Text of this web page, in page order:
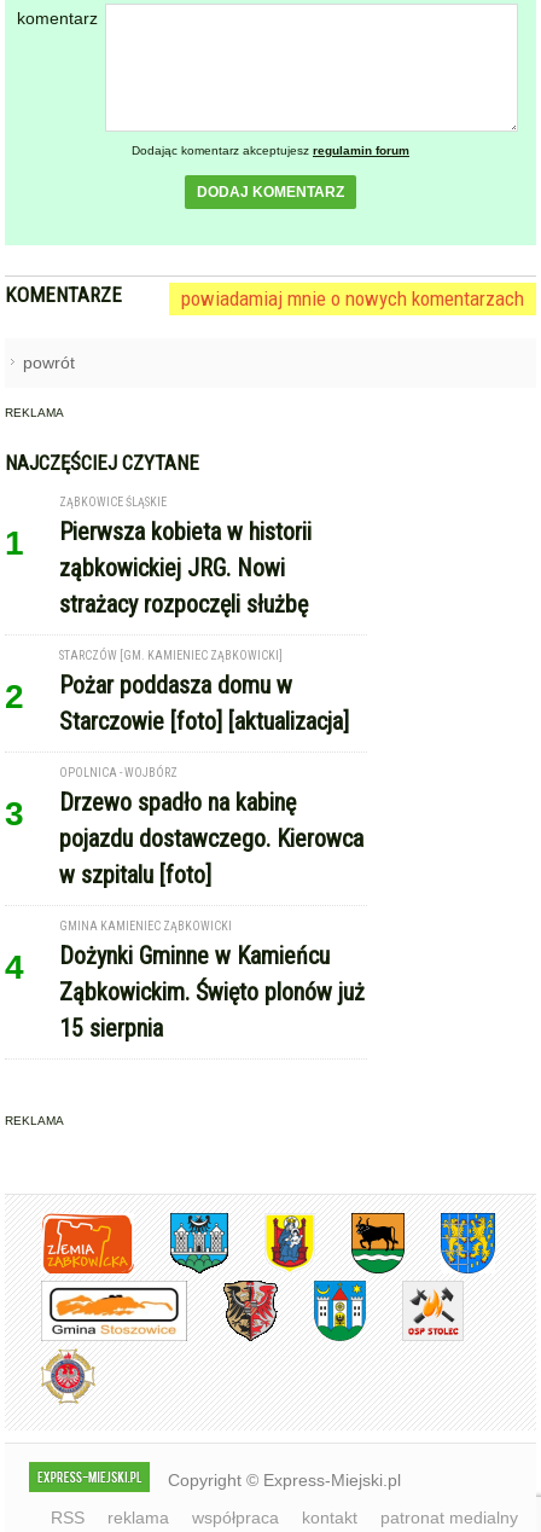
komentarz
Dodając komentarz akceptujesz regulamin forum
DODAJ KOMENTARZ
KOMENTARZE powiadamiaj mnie o nowych komentarzach
powrót
REKLAMA
NAJCZĘŚCIEJ CZYTANE
1
ZĄBKOWICE ŚLĄSKIE
Pierwsza kobieta w historii
ząbkowickiej JRG. Nowi
strażacy rozpoczęli służbę
2
STARCZÓW [GM. KAMIENIEC ZĄBKOWICKI]
Pożar poddasza domu w
Starczowie [foto] [aktualizacja]
3
OPOLNICA - WOJBÓRZ
Drzewo spadło na kabinę
pojazdu dostawczego. Kierowca
w szpitalu [foto]
4
GMINA KAMIENIEC ZĄBKOWICKI
Dożynki Gminne w Kamieńcu
Ząbkowickim. Święto plonów już
15 sierpnia
REKLAMA
Copyright © Express-Miejski.pl
RSS
reklama współpraca kontakt patronat medialny